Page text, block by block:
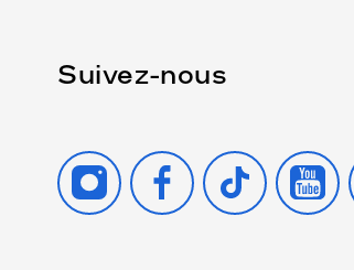
Suivez-nous
INSTAGRAMFACEBOOK
TIKTOK